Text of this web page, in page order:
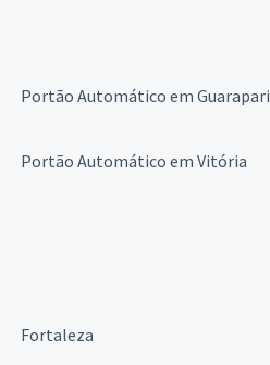
Portão Automático em Guarapari
Portão Automático em Vitória
Fortaleza